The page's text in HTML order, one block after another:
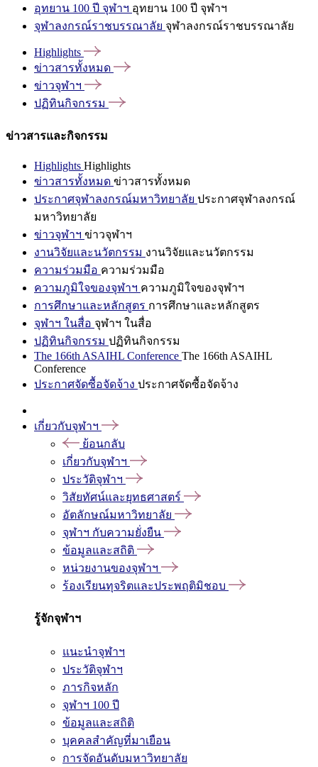
อุทยาน 100 ปี จุฬาฯ อุทยาน 100 ปี จุฬาฯ
จุฬาลงกรณ์ราชบรรณาลัย จุฬาลงกรณ์ราชบรรณาลัย
Highlights
ข่าวสารทั้งหมด
ข่าวจุฬาฯ
ปฏิทินกิจกรรม
ข่าวสารและกิจกรรม
Highlights Highlights
ข่าวสารทั้งหมด ข่าวสารทั้งหมด
ประกาศจุฬาลงกรณ์มหาวิทยาลัย ประกาศจุฬาลงกรณ์
มหาวิทยาลัย
ข่าวจุฬาฯ ข่าวจุฬาฯ
งานวิจัยและนวัตกรรม งานวิจัยและนวัตกรรม
ความร่วมมือ ความร่วมมือ
ความภูมิใจของจุฬาฯ ความภูมิใจของจุฬาฯ
การศึกษาและหลักสูตร การศึกษาและหลักสูตร
จุฬาฯ ในสื่อ จุฬาฯ ในสื่อ
ปฏิทินกิจกรรม ปฏิทินกิจกรรม
The 166th ASAIHL Conference The 166th ASAIHL
Conference
ประกาศจัดซื้อจัดจ้าง ประกาศจัดซื้อจัดจ้าง
เกี่ยวกับจุฬาฯ
ย้อนกลับ
เกี่ยวกับจุฬาฯ
ประวัติจุฬาฯ
วิสัยทัศน์และยุทธศาสตร์
อัตลักษณ์มหาวิทยาลัย
จุฬาฯ กับความยั่งยืน
ข้อมูลและสถิติ
หน่วยงานของจุฬาฯ
ร้องเรียนทุจริตและประพฤติมิชอบ
รู้จักจุฬาฯ
แนะนำจุฬาฯ
ประวัติจุฬาฯ
ภารกิจหลัก
จุฬาฯ 100 ปี
ข้อมูลและสถิติ
บุคคลสำคัญที่มาเยือน
การจัดอันดับมหาวิทยาลัย